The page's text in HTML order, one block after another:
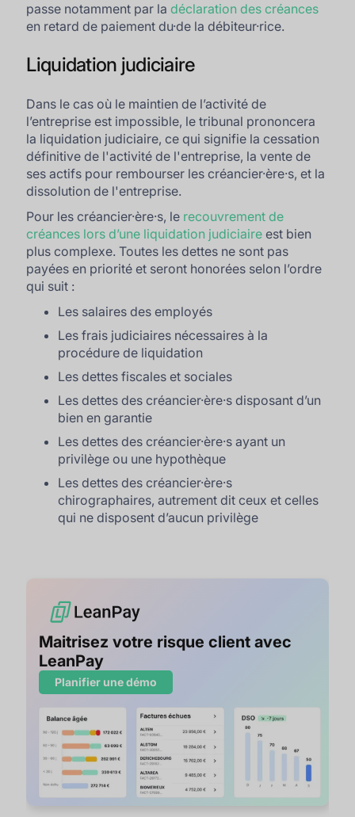
passe notamment par ladéclaration des créances
en retard de paiement du·de la débiteur·rice.
Liquidation judiciaire
Dans le cas où le maintien de l’activité de
l’entreprise est impossible, le tribunal prononcera
la liquidation judiciaire, ce qui signifie la cessation
définitive de l'activité de l'entreprise, la vente de
ses actifs pour rembourser les créancier·ère·s, et la
dissolution de l'entreprise.
Pour les créancier·ère·s, le recouvrement de
créances lors d’une liquidation judiciaire est bien
plus complexe. Toutes les dettes ne sont pas
payées en priorité et seront honorées selon l’ordre
qui suit :
Les salaires des employés
Les frais judiciaires nécessaires à la
procédure de liquidation
Les dettes fiscales et sociales
Les dettes des créancier·ère·s disposant d’un
bien en garantie
Les dettes des créancier·ère·s ayant un
privilège ou une hypothèque
Les dettes des créancier·ère·s
chirographaires, autrement dit ceux et celles
qui ne disposent d’aucun privilège
Maitrisez votre risque client avec
LeanPay
Planifier une démo